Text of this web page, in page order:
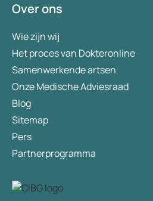
Over ons
Wie zijn wij
Het proces van Dokteronline
Samenwerkende artsen
Onze Medische Adviesraad
Blog
Sitemap
Pers
Partnerprogramma